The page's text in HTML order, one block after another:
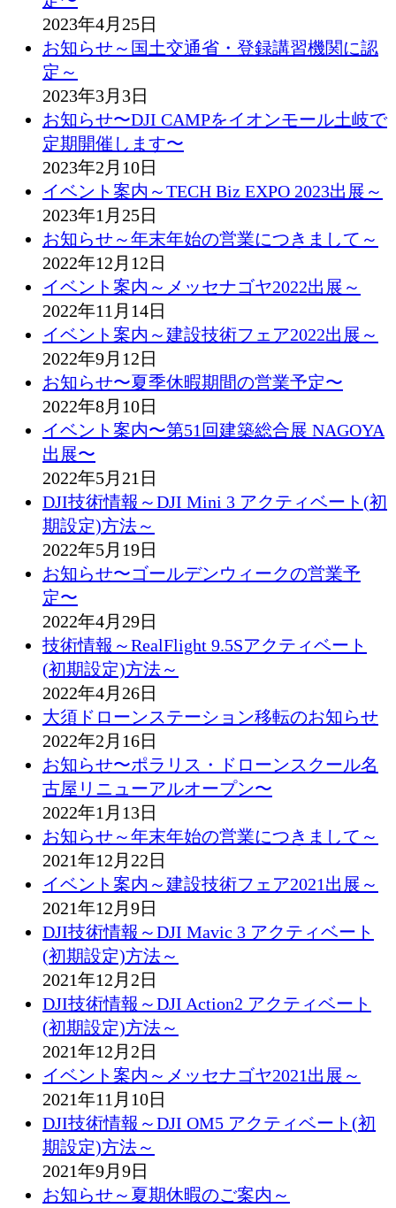
2023年4月25日
お知らせ～国土交通省・登録講習機関に認
定～
2023年3月3日
お知らせ〜DJI CAMPをイオンモール土岐で
定期開催します〜
2023年2月10日
イベント案内～TECH Biz EXPO 2023出展～
2023年1月25日
お知らせ～年末年始の営業につきまして～
2022年12月12日
イベント案内～メッセナゴヤ2022出展～
2022年11月14日
イベント案内～建設技術フェア2022出展～
2022年9月12日
お知らせ〜夏季休暇期間の営業予定〜
2022年8月10日
イベント案内〜第51回建築総合展 NAGOYA
出展〜
2022年5月21日
DJI技術情報～DJI Mini 3 アクティベート(初
期設定)方法～
2022年5月19日
お知らせ〜ゴールデンウィークの営業予
定〜
2022年4月29日
技術情報～RealFlight 9.5Sアクティベート
(初期設定)方法～
2022年4月26日
大須ドローンステーション移転のお知らせ
2022年2月16日
お知らせ〜ポラリス・ドローンスクール名
古屋リニューアルオープン〜
2022年1月13日
お知らせ～年末年始の営業につきまして～
2021年12月22日
イベント案内～建設技術フェア2021出展～
2021年12月9日
DJI技術情報～DJI Mavic 3 アクティベート
(初期設定)方法～
2021年12月2日
DJI技術情報～DJI Action2 アクティベート
(初期設定)方法～
2021年12月2日
イベント案内～メッセナゴヤ2021出展～
2021年11月10日
DJI技術情報～DJI OM5 アクティベート(初
期設定)方法～
2021年9月9日
お知らせ～夏期休暇のご案内～